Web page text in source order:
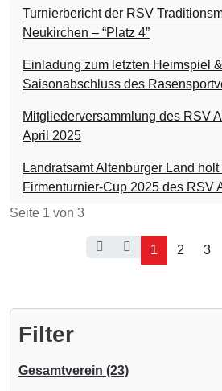
Turnierbericht der RSV
Neukirchen – “Platz 4”
Einladung zum letzten Heimspiel
Saisonabschluss des
Mitgliederversammlung des RSV
April 2025
Landratsamt Altenburger Land
Firmenturnier-Cup 2025 des RSV
Seite 1 von 3
1 2 3
Filter
Gesamtverein (23)